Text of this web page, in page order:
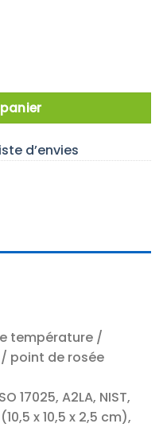
A ALARME
d’envies
température /
point de rosée
17025, A2LA, NIST,
x 10,5 x 2,5 cm),